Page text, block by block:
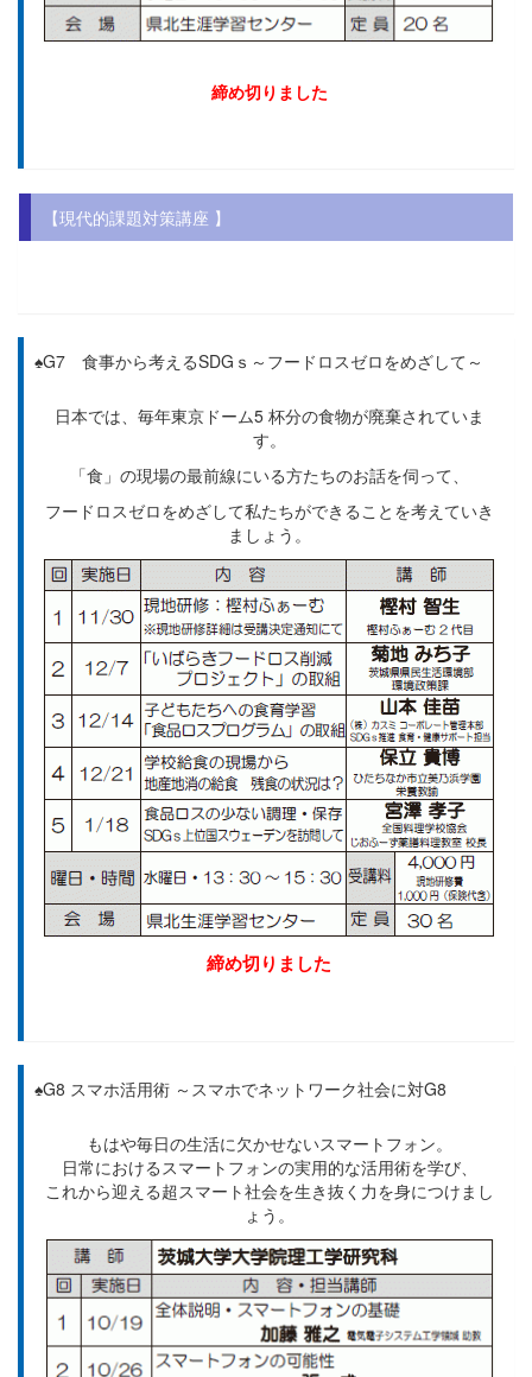
締め切りました
【現代的課題対策講座 】
♠G7 食事から考えるSDGｓ～フードロスゼロをめざして～
日本では、毎年東京ドーム5 杯分の食物が廃棄されていま
す。
「食」の現場の最前線にいる方たちのお話を伺って、
フードロスゼロをめざして私たちができることを考えていき
ましょう。
締め切りました
♠G8 スマホ活用術 ～スマホでネットワーク社会に対G8
もはや毎日の生活に欠かせないスマートフォン。
日常におけるスマートフォンの実用的な活用術を学び、
これから迎える超スマート社会を生き抜く力を身につけまし
ょう。